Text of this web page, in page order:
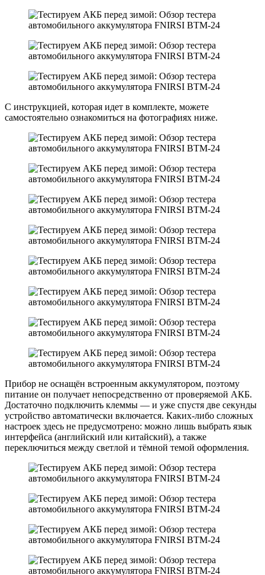
С инструкцией, которая идет в комплекте, можете
самостоятельно ознакомиться на фотографиях ниже.
Прибор не оснащён встроенным аккумулятором, поэтому
питание он получает непосредственно от проверяемой АКБ.
Достаточно подключить клеммы — и уже спустя две секунды
устройство автоматически включается. Каких-либо сложных
настроек здесь не предусмотрено: можно лишь выбрать язык
интерфейса (английский или китайский), а также
переключиться между светлой и тёмной темой оформления.